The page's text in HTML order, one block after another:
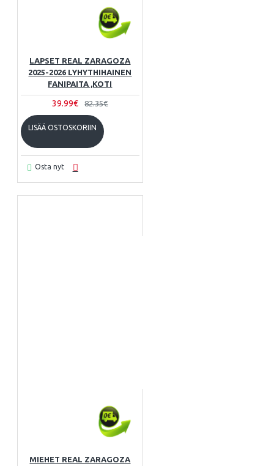
LAPSET REAL ZARAGOZA
2025-2026 LYHYTHIHAINEN
FANIPAITA ,KOTI
39.99€ 82.35€
LISÄÄ OSTOSKORIIN
Osta nyt
MIEHET REAL ZARAGOZA